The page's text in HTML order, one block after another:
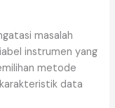
masalah
instrumen yang
metode
data